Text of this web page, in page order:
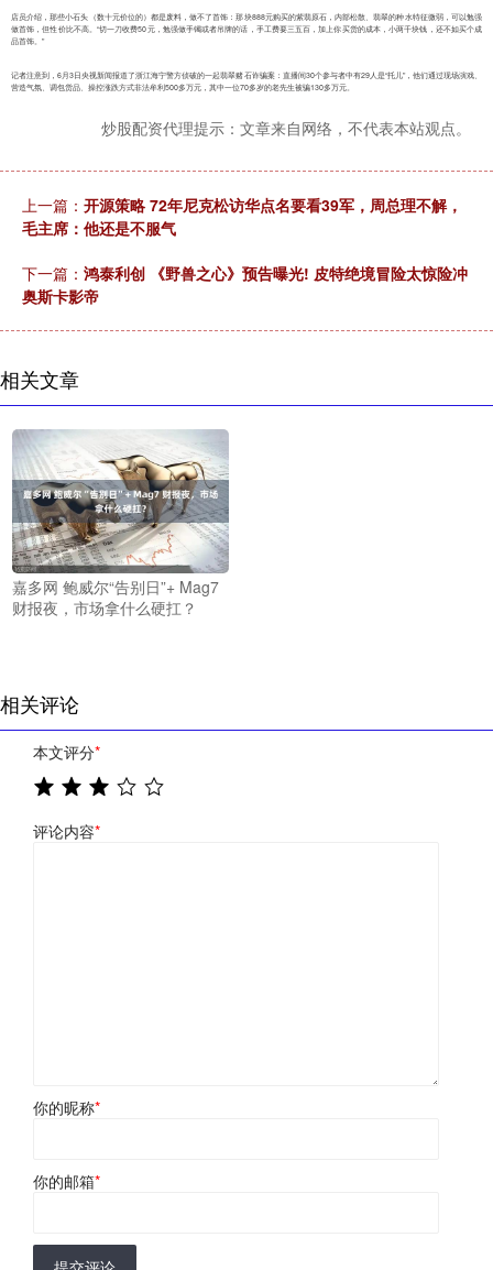
店员介绍，那些小石头（数十元价位的）都是废料，做不了首饰：那块888元购买的紫翡原石，内部松散、翡翠的种水特征微弱，可以勉强
做首饰，但性价比不高。“切一刀收费50元，勉强做手镯或者吊牌的话，手工费要三五百，加上你买货的成本，小两千块钱，还不如买个成
品首饰。”
记者注意到，6月3日央视新闻报道了浙江海宁警方侦破的一起翡翠赌石诈骗案：直播间30个参与者中有29人是“托儿”，他们通过现场演戏、
营造气氛、调包货品、操控涨跌方式非法牟利500多万元，其中一位70多岁的老先生被骗130多万元。
炒股配资代理提示：文章来自网络，不代表本站观点。
上一篇： 开源策略 72年尼克松访华点名要看39军，周总理不解，
毛主席：他还是不服气
下一篇： 鸿泰利创 《野兽之心》预告曝光! 皮特绝境冒险太惊险冲
奥斯卡影帝
相关文章
嘉多网 鲍威尔“告别日”+ Mag7
财报夜，市场拿什么硬扛？
相关评论
本文评分*
评论内容*
你的昵称*
你的邮箱*